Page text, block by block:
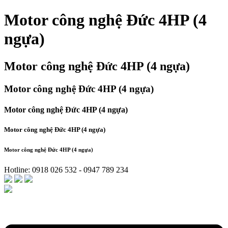
Motor công nghệ Đức 4HP (4
ngựa)
Motor công nghệ Đức 4HP (4 ngựa)
Motor công nghệ Đức 4HP (4 ngựa)
Motor công nghệ Đức 4HP (4 ngựa)
Motor công nghệ Đức 4HP (4 ngựa)
Motor công nghệ Đức 4HP (4 ngựa)
Hotline: 0918 026 532 - 0947 789 234